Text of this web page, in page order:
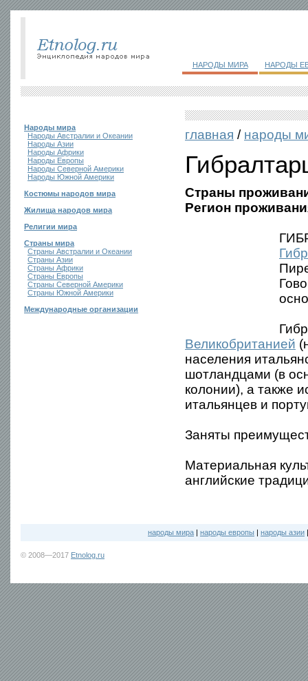
НАРОДЫ МИРА НАРОДЫ
Народы мира
Народы Австралии и Океании
Народы Азии
Народы Африки
Народы Европы
Народы Северной Америки
Народы Южной Америки
Костюмы народов мира
Жилища народов мира
Религии мира
Страны мира
Страны Австралии и Океании
Страны Азии
Страны Африки
Страны Европы
Страны Северной Америки
Страны Южной Америки
Международные организации
главная / народы
Страны
Регион
Великобританией
населения
шотландцами (в
колонии), а также
итальянцев и
Заняты
Материальная
английские
народы мира | народы европы | народы азии
© 2008—2017 Etnolog.ru